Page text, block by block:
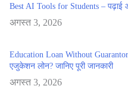
Best AI Tools for Students –
अगस्त 3, 2026
Education Loan Without Guarantor
एजुकेशन लोन? जानिए पूरी जानकारी
अगस्त 3, 2026